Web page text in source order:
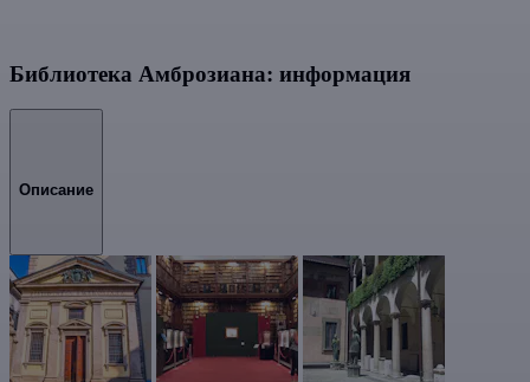
Библиотека Амброзиана: информация
Описание